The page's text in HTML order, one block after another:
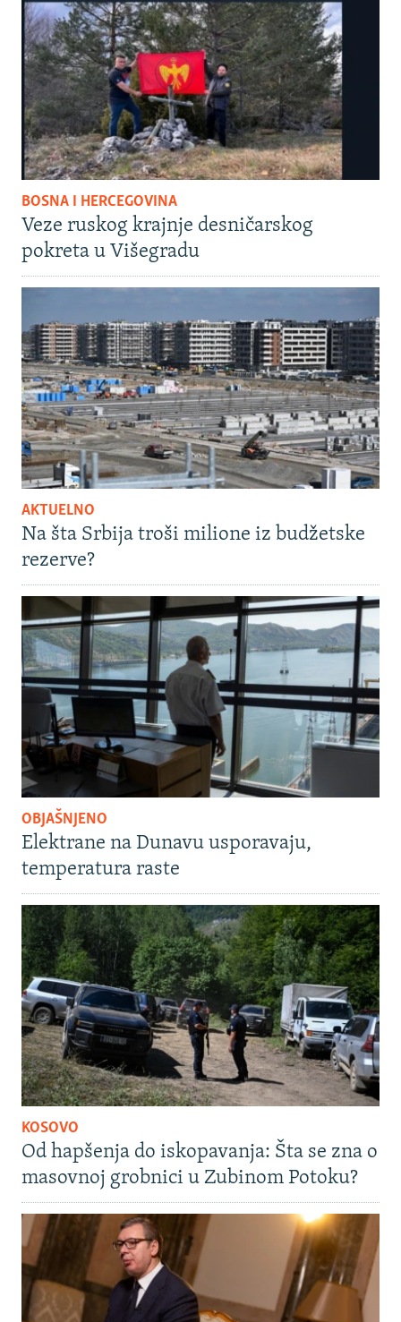
BOSNA I HERCEGOVINA
Veze ruskog krajnje desničarskog
pokreta u Višegradu
AKTUELNO
Na šta Srbija troši milione iz budžetske
rezerve?
OBJAŠNJENO
Elektrane na Dunavu usporavaju,
temperatura raste
KOSOVO
Od hapšenja do iskopavanja: Šta se zna o
masovnoj grobnici u Zubinom Potoku?